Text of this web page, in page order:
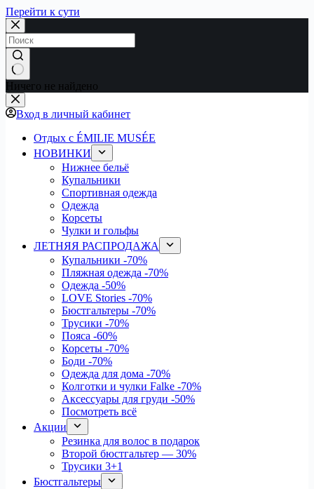
Перейти к сути
Ничего не найдено
Вход в личный кабинет
Отдых с ÉMILIE MUSÉE
НОВИНКИ
Нижнее бельё
Купальники
Спортивная одежда
Одежда
Корсеты
Чулки и гольфы
ЛЕТНЯЯ РАСПРОДАЖА
Купальники -70%
Пляжная одежда -70%
Одежда -50%
LOVE Stories -70%
Бюстгальтеры -70%
Трусики -70%
Пояса -60%
Корсеты -70%
Боди -70%
Одежда для дома -70%
Колготки и чулки Falke -70%
Аксессуары для груди -50%
Посмотреть всё
Акции
Резинка для волос в подарок
Второй бюстгальтер — 30%
Трусики 3+1
Бюстгальтеры